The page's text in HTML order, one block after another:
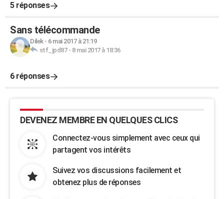
5 réponses
Sans télécommande
Dilek- 6 mai 2017 à 21:19
stf_jpd87- 8 mai 2017 à 18:36
6 réponses
DEVENEZ MEMBRE EN QUELQUES CLICS
Connectez-vous simplement avec ceux qui
partagent vos intérêts
Suivez vos discussions facilement et
obtenez plus de réponses